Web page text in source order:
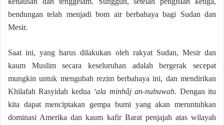
bendungan telah menjadi bom air berbahaya bagi Sudan dan
Mesir.
Saat ini, yang harus dilakukan oleh rakyat Sudan, Mesir dan
kaum Muslim secara keseluruhan adalah bergerak secepat
mungkin untuk mengubah rezim berbahaya ini, dan mendirikan
Khilafah Rasyidah kedua ‘ala minhâj an-nubuwah. Dengan itu
kita dapat menciptakan gempa bumi yang akan meruntuhkan
dominasi Amerika dan kaum kafir Barat penjajah atas wilayah